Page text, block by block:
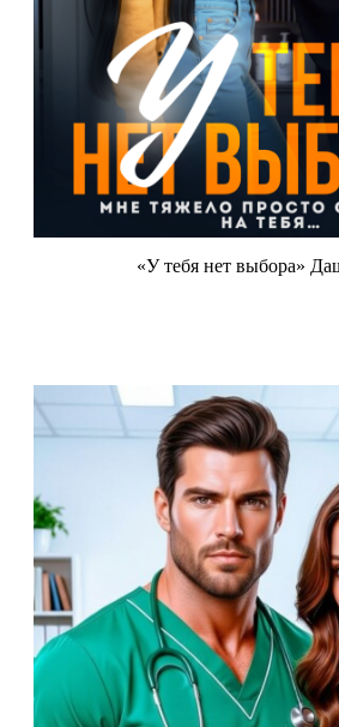
«У тебя нет выбора»